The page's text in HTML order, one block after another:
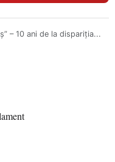
– 10 ani de la dispariția...